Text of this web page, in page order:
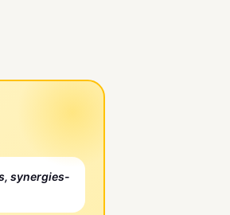
synergies-